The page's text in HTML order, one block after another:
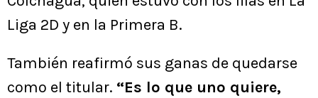
Liga 2D y en la Primera B.
También reafirmó sus ganas de quedarse
como el titular. “Es lo que uno quiere,